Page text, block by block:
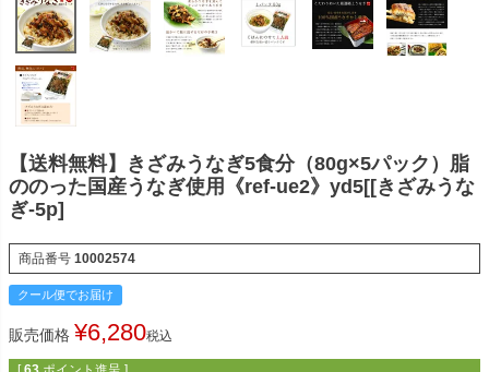
【送料無料】きざみうなぎ5食分（80g×5パック）脂
ののった国産うなぎ使用《ref-ue2》yd5[[きざみうな
ぎ-5p]
商品番号 10002574
クール便でお届け
販売価格 ¥6,280税込